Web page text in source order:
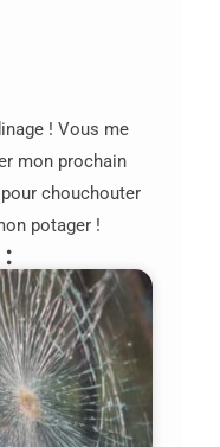
! Vous me
mon prochain
chouchouter
potager !